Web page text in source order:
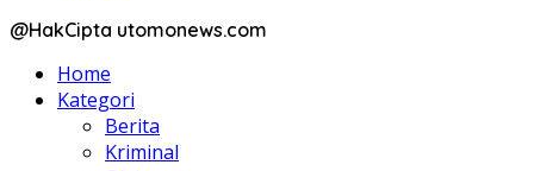
@HakCipta utomonews.com
Home
Kategori
Berita
Kriminal